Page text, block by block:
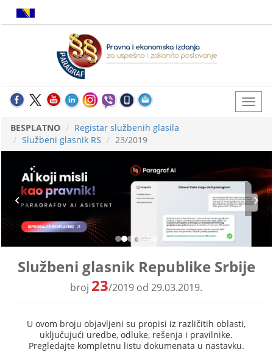
BESPLATNO
Registar službenih glasila
Službeni glasnik RS
23/2019
Službeni glasnik Republike Srbije
broj 23/2019 od 29.03.2019.
U ovom broju objavljeni su propisi iz različitih oblasti,
uključujući uredbe, odluke, rešenja i pravilnike.
Pregledajte kompletnu listu dokumenata u nastavku.